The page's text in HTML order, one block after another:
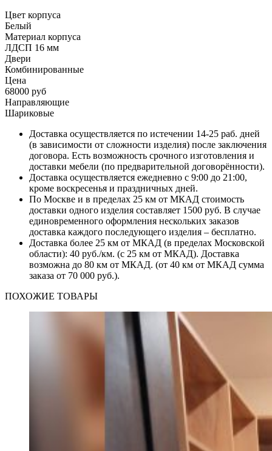
Цвет корпуса
Белый
Материал корпуса
ЛДСП 16 мм
Двери
Комбинированные
Цена
68000 руб
Направляющие
Шариковые
Доставка осуществляется по истечении 14-25 раб. дней
(в зависимости от сложности изделия) после заключения
договора. Есть возможность срочного изготовления и
доставки мебели (по предварительной договорённости).
Доставка осуществляется ежедневно с 9:00 до 21:00,
кроме воскресенья и праздничных дней.
По Москве и в пределах 25 км от МКАД стоимость
доставки одного изделия составляет 1500 руб. В случае
единовременного оформления нескольких заказов
доставка каждого последующего изделия – бесплатно.
Доставка более 25 км от МКАД (в пределах Московской
области): 40 руб./км. (с 25 км от МКАД). Доставка
возможна до 80 км от МКАД. (от 40 км от МКАД сумма
заказа от 70 000 руб.).
ПОХОЖИЕ ТОВАРЫ